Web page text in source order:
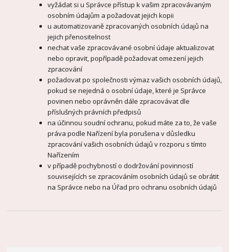
vyžádat si u Správce přístup k vašim zpracovávaným
osobním údajům a požadovat jejich kopii
u automatizovaně zpracovaných osobních údajů na
jejich přenositelnost
nechat vaše zpracovávané osobní údaje aktualizovat
nebo opravit, popřípadě požadovat omezení jejich
zpracování
požadovat po společnosti výmaz vašich osobních údajů,
pokud se nejedná o osobní údaje, které je Správce
povinen nebo oprávněn dále zpracovávat dle
příslušných právních předpisů
na účinnou soudní ochranu, pokud máte za to, že vaše
práva podle Nařízení byla porušena v důsledku
zpracování vašich osobních údajů v rozporu s tímto
Nařízením
v případě pochybností o dodržování povinností
souvisejících se zpracováním osobních údajů se obrátit
na Správce nebo na Úřad pro ochranu osobních údajů